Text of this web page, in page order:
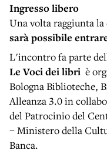
Ingresso libero
Una volta raggiunta
sarà possibile
L'incontro fa parte
Le Voci dei libri è
Bologna Biblioteche,
Alleanza 3.0 in
del Patrocinio del
– Ministero della
Banca.